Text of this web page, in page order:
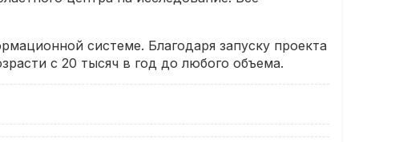
системе. Благодаря запуску проекта
с 20 тысяч в год до любого объема.